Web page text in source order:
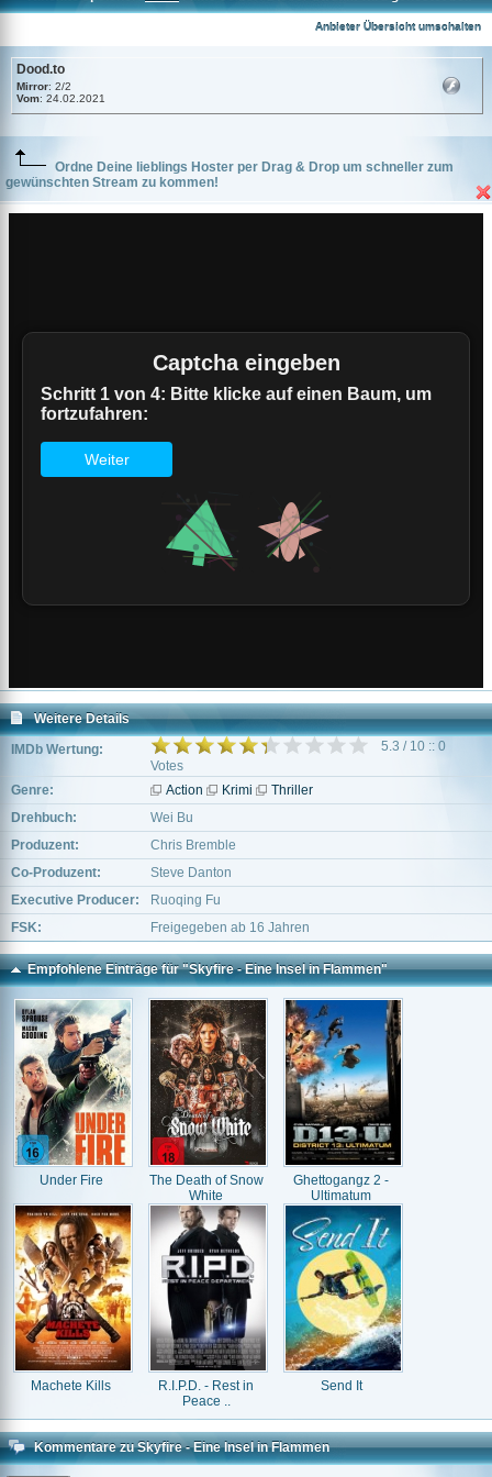
Anbieter Übersicht umschalten
Dood.to
Mirror: 2/2
Vom: 24.02.2021
Ordne Deine lieblings Hoster per Drag & Drop um schneller zum
gewünschten Stream zu kommen!
Weitere Details
IMDb Wertung:
5.3 / 10 :: 0
Votes
Genre:
Action Krimi
Thriller
Drehbuch:
Wei Bu
Produzent:
Chris Bremble
Co-Produzent:
Steve Danton
Executive Producer:
Ruoqing Fu
FSK:
Freigegeben ab 16 Jahren
Empfohlene Einträge für "Skyfire - Eine Insel in Flammen"
Under Fire
The Death of Snow
White
Ghettogangz 2 -
Ultimatum
Machete Kills
R.I.P.D. - Rest in
Peace ..
Send It
Kommentare zu Skyfire - Eine Insel in Flammen